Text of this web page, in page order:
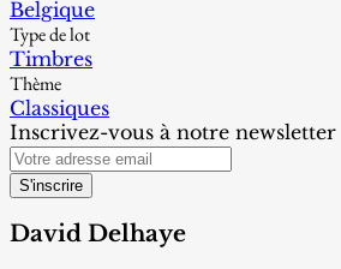
Belgique
Type de lot
Timbres
Thème
Classiques
Inscrivez-vous à notre newsletter
S'inscrire
David Delhaye